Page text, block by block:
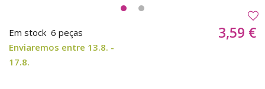
Em stock 6 peças
Enviaremos entre 13.8. -
17.8.
3,59 €